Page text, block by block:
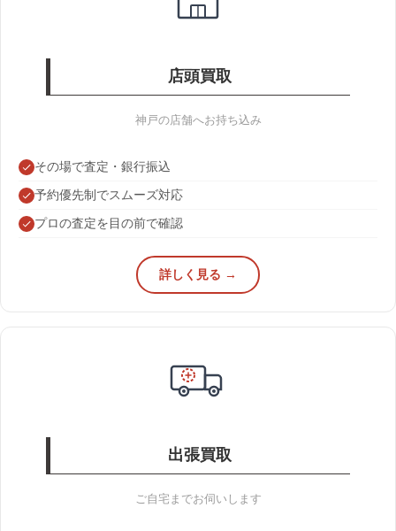
店頭買取
神戸の店舗へお持ち込み
その場で査定・銀行振込
予約優先制でスムーズ対応
プロの査定を目の前で確認
詳しく見る →
出張買取
ご自宅までお伺いします